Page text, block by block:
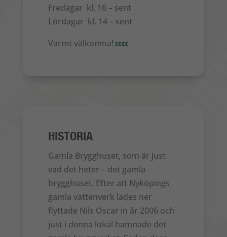
Fredagar kl. 16 – sent
Lördagar kl. 14 – sent
Varmt välkomna!
HISTORIA
Gamla Brygghuset, som är just
vad det heter – det gamla
brygghuset. Efter att Nyköpings
gamla vattenverk lades ner
flyttade Nils Oscar in år 2006 och
just i denna lokal hamnade det